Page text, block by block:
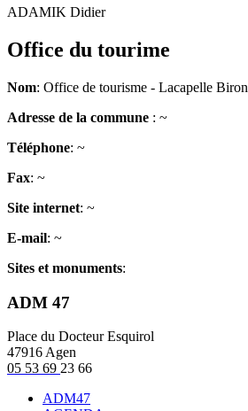
ADAMIK Didier
Office du tourime
Nom: Office de tourisme - Lacapelle Biron
Adresse de la commune : ~
Téléphone: ~
Fax: ~
Site internet: ~
E-mail: ~
Sites et monuments:
ADM 47
Place du Docteur Esquirol
47916 Agen
05 53 69 23 66
ADM47